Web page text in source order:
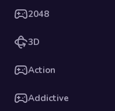
2048
3D
Action
Addictive